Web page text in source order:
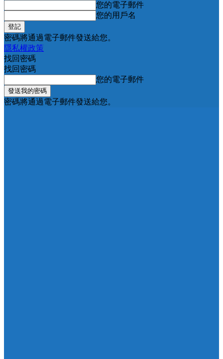
您的電子郵件
您的用戶名
密碼將通過電子郵件發送給您。
隱私權政策
找回密碼
找回密碼
您的電子郵件
密碼將通過電子郵件發送給您。